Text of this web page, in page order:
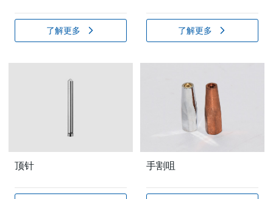
了解更多 了解更多
顶针 手割咀